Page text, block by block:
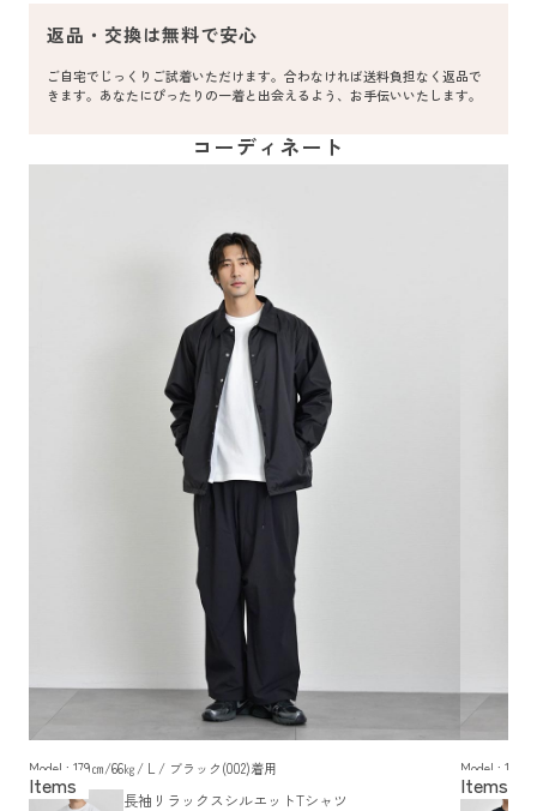
返品・交換は無料で安心
ご自宅でじっくりご試着いただけます。合わなければ送料負担なく返品で
きます。あなたにぴったりの一着と出会えるよう、お手伝いいたします。
コーディネート
Model : 179㎝/66㎏/ L / ブラック(002)着用
長袖リラックスシルエットTシャツ
Model : 179